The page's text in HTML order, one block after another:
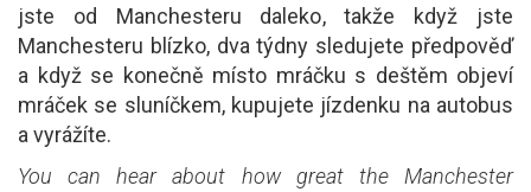
jste od Manchesteru daleko, takže když jste
Manchesteru blízko, dva týdny sledujete předpověď
a když se konečně místo mráčku s deštěm objeví
mráček se sluníčkem, kupujete jízdenku na autobus
a vyrážíte.
You can hear about how great the Manchester